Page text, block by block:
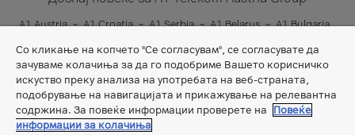
A1 Austria A1 Croatia A1 Serbia A1 Belarus
A1 Bulgaria
A1 Slovenia
A1 Digital
Со кликање на копчето "Се согласувам", се согласувате да
зачуваме колачиња за да го подобриме Вашето корисничко
искуство преку анализа на употребата на веб-страната,
подобрување на навигацијата и прикажување на релевантна
содржина. За повеќе информации проверете на
Повеќе
информации за колачиња